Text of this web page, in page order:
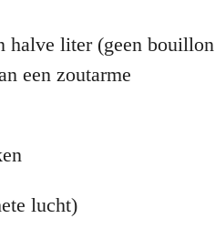
halve liter (geen bouillon
een zoutarme
lucht)